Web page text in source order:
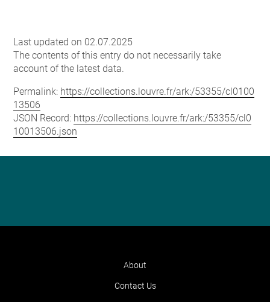
Last updated on 02.07.2025
The contents of this entry do not necessarily take
account of the latest data.
Permalink: https://collections.louvre.fr/ark:/53355/cl0100
13506
JSON Record: https://collections.louvre.fr/ark:/53355/cl0
10013506.json
About
Contact Us